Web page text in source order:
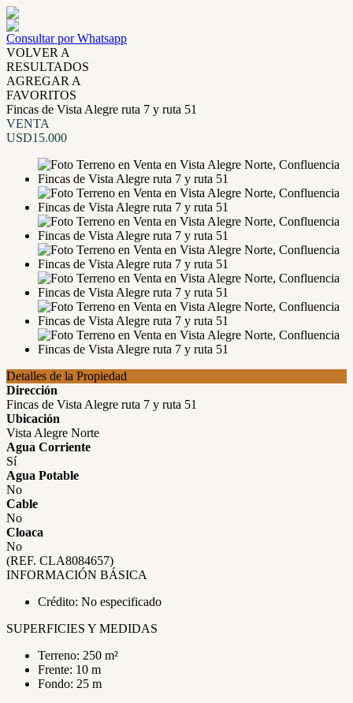
Consultar por Whatsapp
VOLVER A
RESULTADOS
AGREGAR A
FAVORITOS
Fincas de Vista Alegre ruta 7 y ruta 51
VENTA
USD15.000
Detalles de la Propiedad
Dirección
Fincas de Vista Alegre ruta 7 y ruta 51
Ubicación
Vista Alegre Norte
Agua Corriente
Sí
Agua Potable
No
Cable
No
Cloaca
No
(REF. CLA8084657)
INFORMACIÓN BÁSICA
Crédito: No especificado
SUPERFICIES Y MEDIDAS
Terreno: 250 m²
Frente: 10 m
Fondo: 25 m